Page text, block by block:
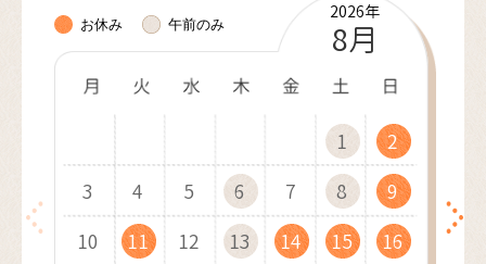
お休み 午前のみ
2026年
8月
1
2
3
4 5 6 7 8
9
10
11 12 13 14 15
16
2026年
9月
5
6
7
8 9 10 11 12
13
14
15 16 17 18 19
20
2026年
10月
3
4
5
6 7 8 9 10
11
12
13 14 15 16 17
18
2026年
11月
1
2
3 4 5 6 7
8
9
10 11 12 13 14
15
2026年
12月
5
6
7
8 9 10 11 12
13
14
15 16 17 18 19
20
2027年
1月
2
3
4
5 6 7 8 9
10
11
12 13 14 15 16
17
2027年
2月
6
7
8
9 10 11 12 13
14
15
16 17 18 19 20
21
2027年
3月
6
7
8
9 10 11 12 13
14
15
16 17 18 19 20
21
2027年
4月
3
4
5
6 7 8 9 10
11
12
13 14 15 16 17
18
2027年
5月
1
2
3
4 5 6 7 8
9
10
11 12 13 14 15
16
2027年
6月
5
6
7
8 9 10 11 12
13
14
15 16 17 18 19
20
2027年
7月
3
4
5
6 7 8 9 10
11
12
13 14 15 16 17
18